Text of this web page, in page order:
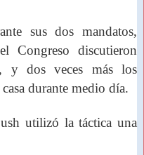
sus dos mandatos,
Congreso discutieron
y dos veces más los
durante medio día.
utilizó la táctica una